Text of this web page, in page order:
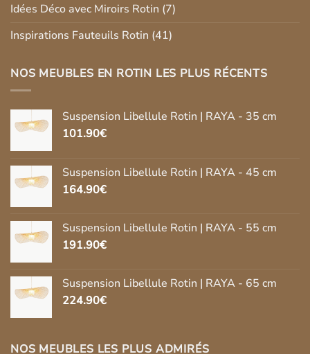
Idées Déco avec Miroirs Rotin (7)
Inspirations Fauteuils Rotin (41)
NOS MEUBLES EN ROTIN LES PLUS RÉCENTS
Suspension Libellule Rotin | RAYA - 35 cm
101.90€
Suspension Libellule Rotin | RAYA - 45 cm
164.90€
Suspension Libellule Rotin | RAYA - 55 cm
191.90€
Suspension Libellule Rotin | RAYA - 65 cm
224.90€
NOS MEUBLES LES PLUS ADMIRÉS